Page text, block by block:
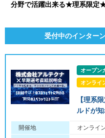
分野で活躍出来る★理系限定
受付中のインター
オープン
オンライ
【理系
ルドが
開催地
オンライ